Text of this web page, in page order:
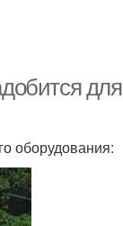
для
оборудования: